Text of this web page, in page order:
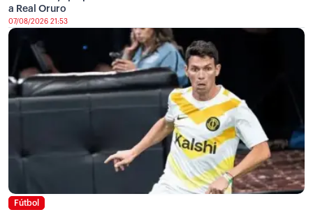
a Real Oruro
07/08/2026 21:53
Fútbol